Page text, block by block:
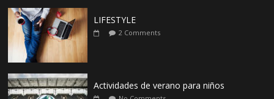
LIFESTYLE
2 Comments
Actividades de verano para niños